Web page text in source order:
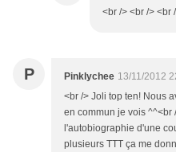
<br /> <br /> <br
P Pinklychee 13/11/2012
<br /> Joli top ten! Nous
en commun je vois ^^<br
l'autobiographie d'une
plusieurs TTT ça me